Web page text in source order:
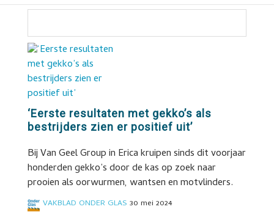
‘Eerste resultaten met gekko’s als
bestrijders zien er positief uit’
Bij Van Geel Group in Erica kruipen sinds dit voorjaar
honderden gekko’s door de kas op zoek naar
prooien als oorwurmen, wantsen en motvlinders.
VAKBLAD ONDER GLAS 30 mei 2024